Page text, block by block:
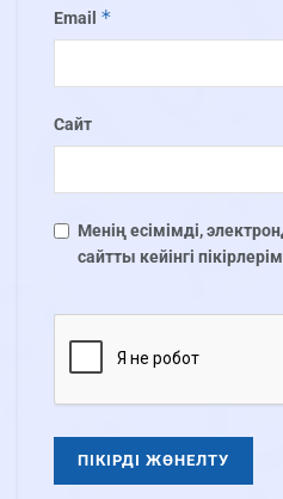
Email *
Сайт
Менің есімімді,
сайтты кейінгі